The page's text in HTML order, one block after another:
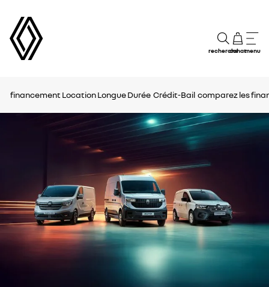
rechercheachatmenu
financement Location Longue Durée Crédit-Bail comparez les